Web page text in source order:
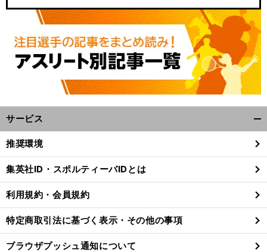
前
サービス
閉
る
推奨環境
集英社ID・スポルティーバIDとは
利用規約・会員規約
特定商取引法に基づく表示・その他の事項
ブラウザプッシュ通知について